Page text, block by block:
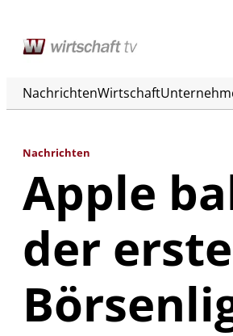
NachrichtenWirtschaft
Nachrichten
Apple
der